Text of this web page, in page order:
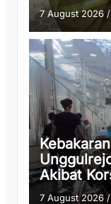
7 August 2026
Akibat
7 August 2026/